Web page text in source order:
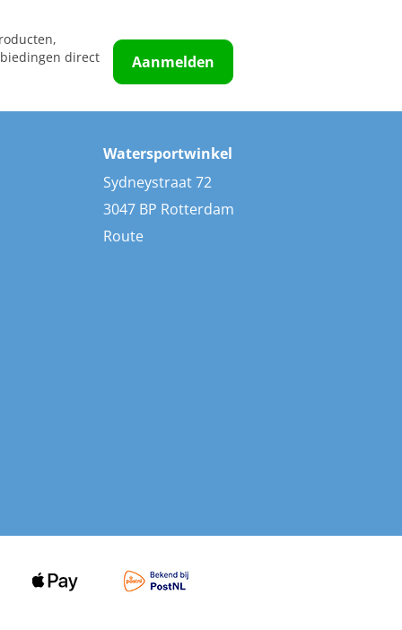
direct
Aanmelden
Watersportwinkel
Sydneystraat 72
3047 BP Rotterdam
Route